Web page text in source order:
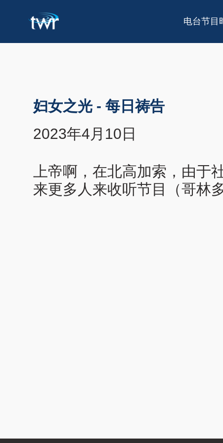
电台节目
妇女之光 - 每日祷告
2023年4月10日
上帝啊，在北高加索，由
来更多人来收听节目（哥林